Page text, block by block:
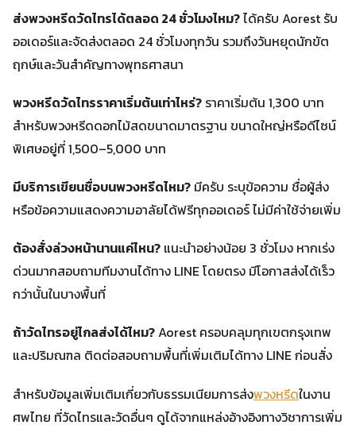
ส่งพวงหรีดวัดไทรได้ตลอด 24 ชั่วโมงไหม?ได้ครับ Aorest รับ
ออเดอร์และจัดส่งตลอด 24 ชั่วโมงทุกวัน รวมถึงวันหยุดนักขัต
ฤกษ์และวันสำคัญทางพุทธศาสนา
พวงหรีดวัดไทรราคาเริ่มต้นเท่าไหร่? ราคาเริ่มต้น 1,300 บาท
สำหรับพวงหรีดดอกไม้สดขนาดมาตรฐาน ขนาดใหญ่หรือดีไซน์
พิเศษอยู่ที่ 1,500–5,000 บาท
มีบริการเขียนชื่อบนพวงหรีดไหม? มีครับ ระบุข้อความ ชื่อผู้ส่ง
หรือข้อความแสดงความอาลัยได้ฟรีทุกออเดอร์ ไม่มีค่าใช้จ่ายเพิ่ม
ต้องสั่งล่วงหน้านานแค่ไหน? แนะนำอย่างน้อย 3 ชั่วโมง หากเร่ง
ด่วนมากสอบถามทีมงานได้ทาง LINE โดยตรง มีโอกาสส่งได้เร็ว
กว่านั้นในบางพื้นที่
ถ้าวัดไทรอยู่ไกลส่งได้ไหม?Aorest ครอบคลุมทุกเขตกรุงเทพ
และปริมณฑล ติดต่อสอบถามพื้นที่เพิ่มเติมได้ทาง LINE ก่อนสั่ง
สำหรับข้อมูลเพิ่มเติมเกี่ยวกับธรรมเนียมการส่งพวงหรีดในงาน
ศพไทย ที่วัดไทรและวัดอื่นๆ ดูได้จากแหล่งอ้างอิงทางวิชาการเพิ่ม